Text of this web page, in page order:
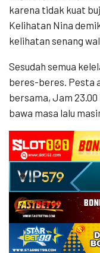
karena tidak kuat
Kelihatan Nina
kelihatan senang
Sesudah semua
beres-beres. Pesta
bersama, Jam
bawa masa lalu